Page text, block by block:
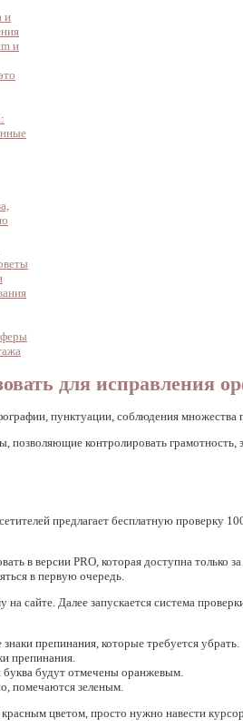
и
и
для исправления
пунктуации, соблюдения множества
контролировать грамотность,
предлагает бесплатную проверку
в версии PRO, которая доступна только
в первую очередь.
на сайте. Далее запускается система
препинания, которые требуется убрать.
препинания.
будут отмечены оранжевым.
помечаются зеленым.
цветом, просто нужно навести